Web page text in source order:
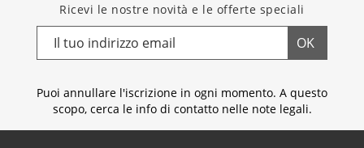
Ricevi le nostre novità e le offerte speciali
Puoi annullare l'iscrizione in ogni momento. A questo
scopo, cerca le info di contatto nelle note legali.